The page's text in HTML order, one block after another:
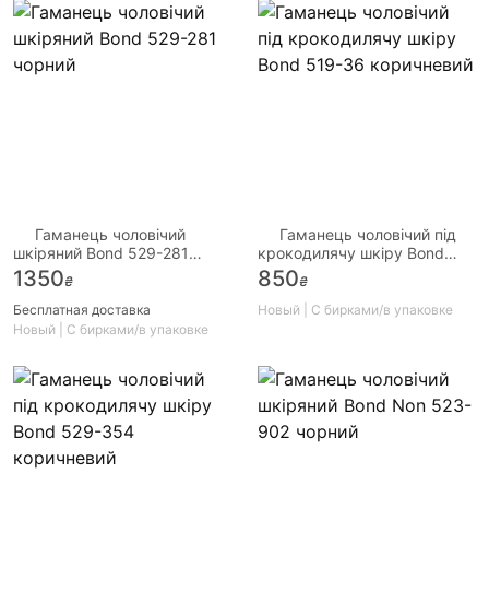
Гаманець чоловічий
шкіряний Bond 529-281
чорний
1350₴
Бесплатная доставка
Новый | С бирками/в упаковке
Гаманець чоловічий під
крокодилячу шкіру Bond
519-36 коричневий
850₴
Новый | С бирками/в упаковке